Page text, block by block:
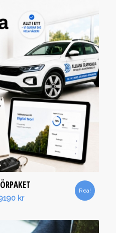
krPrisintervall:
till
Rea!